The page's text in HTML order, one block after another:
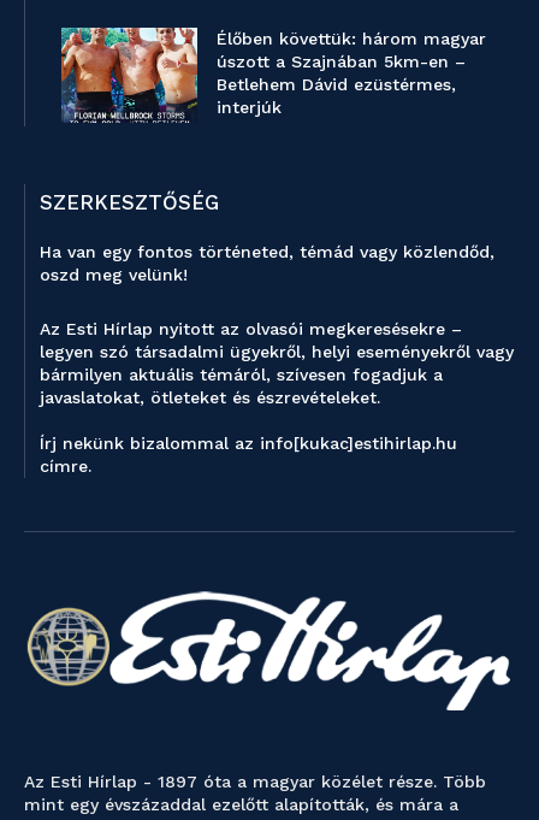
Élőben követtük: három magyar
úszott a Szajnában 5km-en –
Betlehem Dávid ezüstérmes,
interjúk
SZERKESZTŐSÉG
Ha van egy fontos történeted, témád vagy közlendőd,
oszd meg velünk!
Az Esti Hírlap nyitott az olvasói megkeresésekre –
legyen szó társadalmi ügyekről, helyi eseményekről vagy
bármilyen aktuális témáról, szívesen fogadjuk a
javaslatokat, ötleteket és észrevételeket.
Írj nekünk bizalommal az info[kukac]estihirlap.hu
címre.
Az Esti Hírlap - 1897 óta a magyar közélet része. Több
mint egy évszázaddal ezelőtt alapították, és mára a